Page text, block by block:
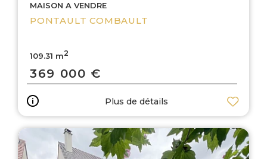
MAISON A VENDRE
PONTAULT COMBAULT
109.31 m2
369 000 €
Plus de détails